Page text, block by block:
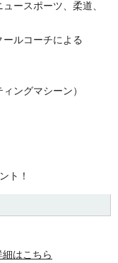
ースポーツ、柔道、
ールコーチによる
ングマシーン）
ト！
はこちら